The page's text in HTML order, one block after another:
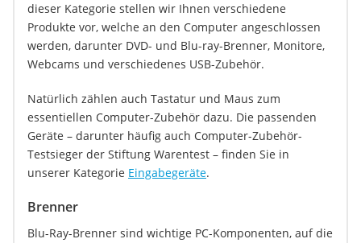
dieser Kategorie stellen wir Ihnen verschiedene
Produkte vor, welche an den Computer angeschlossen
werden, darunter DVD- und Blu-ray-Brenner, Monitore,
Webcams und verschiedenes USB-Zubehör.
Natürlich zählen auch Tastatur und Maus zum
essentiellen Computer-Zubehör dazu. Die passenden
Geräte – darunter häufig auch Computer-Zubehör-
Testsieger der Stiftung Warentest – finden Sie in
unserer Kategorie Eingabegeräte.
Brenner
Blu-Ray-Brenner sind wichtige PC-Komponenten, auf die